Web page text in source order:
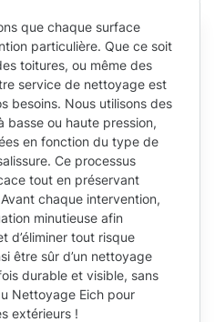
que chaque surface
particulière. Que ce soit
toitures, ou même des
service de nettoyage est
besoins. Nous utilisons des
ou haute pression,
en fonction du type de
Ce processus
tout en préservant
chaque intervention,
minutieuse afin
d’éliminer tout risque
être sûr d’un nettoyage
durable et visible, sans
Nettoyage Eich pour
extérieurs !